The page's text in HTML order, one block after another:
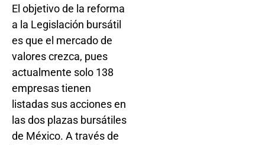
El objetivo de la reforma
a la Legislación bursátil
es que el mercado de
valores crezca, pues
actualmente solo 138
empresas tienen
listadas sus acciones en
las dos plazas bursátiles
de México. A través de